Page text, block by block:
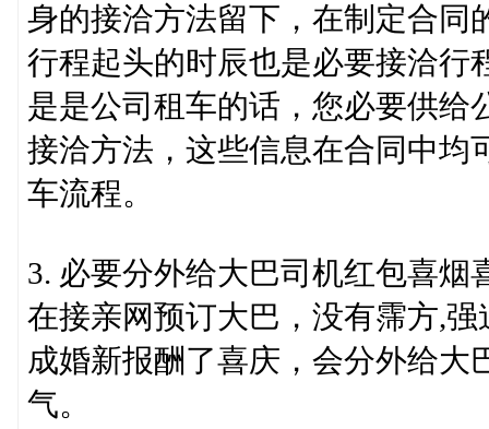
身的接洽方法留下，在制定合同
行程起头的时辰也是必要接洽行
是是公司租车的话，您必要供给
接洽方法，这些信息在合同中均
车流程。
3. 必要分外给大巴司机红包喜烟
在接亲网预订大巴，没有霈方,
成婚新报酬了喜庆，会分外给大
气。